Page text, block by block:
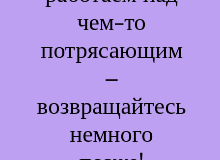
чем-то
потрясающим
–
возвращайтесь
немного